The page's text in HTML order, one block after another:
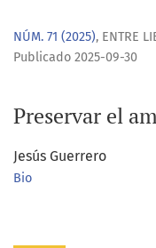
NÚM. 71 (2025), ENTRE
Preservar el
Publicado 2025-09-30
Jesús Guerrero
Bio